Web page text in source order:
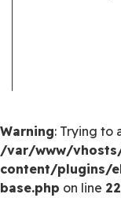
Warning: Trying to
/var/www/
content/plugins/
base.php on line